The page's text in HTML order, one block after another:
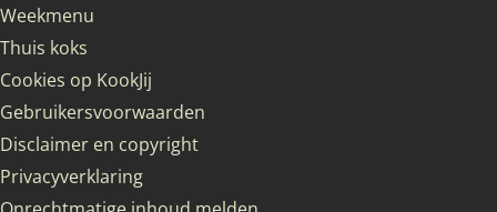
Weekmenu
Thuis koks
Cookies op KookJij
Gebruikersvoorwaarden
Disclaimer en copyright
Privacyverklaring